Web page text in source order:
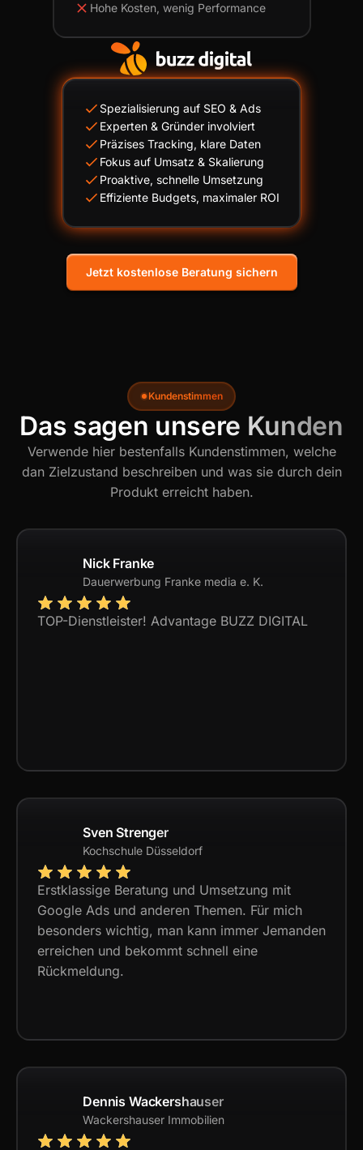
Hohe Kosten, wenig Performance
Spezialisierung auf SEO & Ads
Experten & Gründer involviert
Präzises Tracking, klare Daten
Fokus auf Umsatz & Skalierung
Proaktive, schnelle Umsetzung
Effiziente Budgets, maximaler ROI
Jetzt kostenlose Beratung sichern
Kundenstimmen
Das sagen unsere Kunden
Verwende hier bestenfalls Kundenstimmen, welche
dan Zielzustand beschreiben und was sie durch dein
Produkt erreicht haben.
Nick Franke
Dauerwerbung Franke media e. K.
TOP-Dienstleister! Advantage BUZZ DIGITAL
Sven Strenger
Kochschule Düsseldorf
Erstklassige Beratung und Umsetzung mit
Google Ads und anderen Themen. Für mich
besonders wichtig, man kann immer Jemanden
erreichen und bekommt schnell eine
Rückmeldung.
Dennis Wackershauser
Wackershauser Immobilien